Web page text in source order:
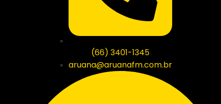
(66) 3401-1345
aruana@aruanafm.com.br